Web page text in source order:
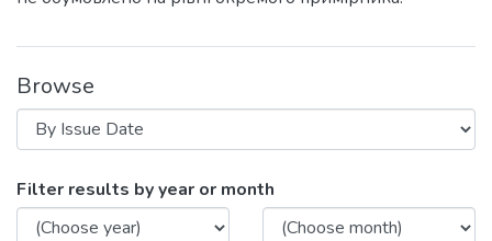
Browse
Browsing Кафедра видавничої
Filter results by year or month